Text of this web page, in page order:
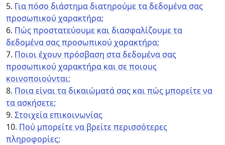
5. Για πόσο διάστημα διατηρούμε τα δεδομένα σας
προσωπικού χαρακτήρα;
6. Πώς προστατεύουμε και διασφαλίζουμε τα
δεδομένα σας προσωπικού χαρακτήρα;
7. Ποιοι έχουν πρόσβαση στα δεδομένα σας
προσωπικού χαρακτήρα και σε ποιους
κοινοποιούνται;
8. Ποια είναι τα δικαιώματά σας και πώς μπορείτε να
τα ασκήσετε;
9. Στοιχεία επικοινωνίας
10. Πού μπορείτε να βρείτε περισσότερες
πληροφορίες;